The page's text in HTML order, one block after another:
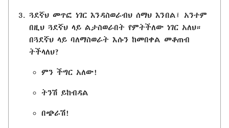
ጓደኛህ መጥፎ ነገር እንዳስወራብህ ሰማህ እንበል፤ አንተም
በዚህ ጓደኛህ ላይ ልታስወራበት የምትችለው ነገር አለህ።
በጓደኛህ ላይ ባለማስወራት እሱን ከመበቀል መቆጠብ
ትችላለህ?
ምን ችግር አለው!
ትንሽ ይከብዳል
በጭራሽ!